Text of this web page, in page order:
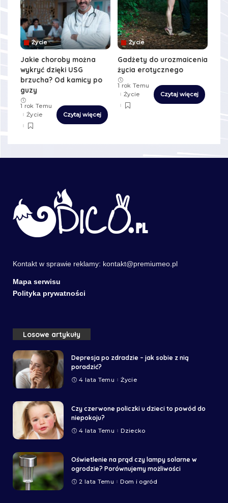
Życie
Jakie choroby można
wykryć dzięki USG
brzucha? Od kamicy po
guzy
1 rok Temu
Życie
Czytaj więcej
Życie
Gadżety do urozmaicenia
życia erotycznego
1 rok Temu
Życie
Czytaj więcej
Kontakt w sprawie reklamy: kontakt@premiumeo.pl
Mapa serwisu
Polityka prywatności
Losowe artykuły
Depresja po zdradzie – jak sobie z nią
poradzić?
4 lata Temu Życie
Czy czerwone policzki u dzieci to powód do
niepokoju?
4 lata Temu Dziecko
Oświetlenie na prąd czy lampy solarne w
ogrodzie? Porównujemy możliwości
2 lata Temu Dom i ogród